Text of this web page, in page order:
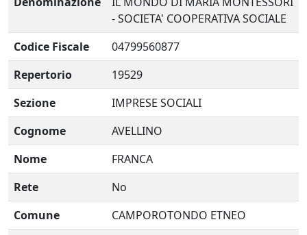
- SOCIETA' COOPERATIVA SOCIALE
Codice Fiscale
04799560877
Repertorio
19529
Sezione
IMPRESE SOCIALI
Cognome
AVELLINO
Nome
FRANCA
Rete
No
Comune
CAMPOROTONDO ETNEO